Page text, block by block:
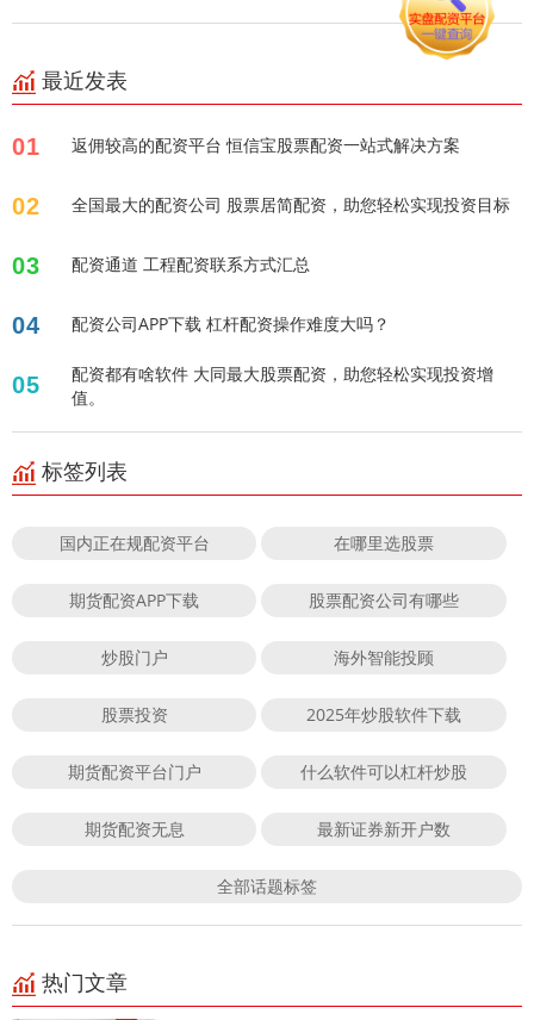
最近发表
01 返佣较高的配资平台 恒信宝股票配资一站式解决方案
02 全国最大的配资公司 股票居简配资，助您轻松实现投资目标
03 配资通道 工程配资联系方式汇总
04 配资公司APP下载 杠杆配资操作难度大吗？
05
配资都有啥软件 大同最大股票配资，助您轻松实现投资增
值。
标签列表
国内正在规配资平台 在哪里选股票
期货配资APP下载 股票配资公司有哪些
炒股门户 海外智能投顾
股票投资 2025年炒股软件下载
期货配资平台门户 什么软件可以杠杆炒股
期货配资无息 最新证券新开户数
全部话题标签
热门文章